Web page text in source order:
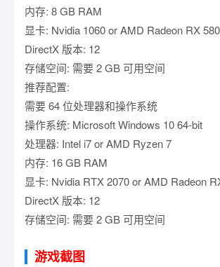
内存: 8 GB RAM
显卡: Nvidia 1060 or AMD Radeon RX 580
DirectX 版本: 12
存储空间: 需要 2 GB 可用空间
推荐配置:
需要 64 位处理器和操作系统
操作系统: Microsoft Windows 10 64-bit
处理器: Intel i7 or AMD Ryzen 7
内存: 16 GB RAM
显卡: Nvidia RTX 2070 or AMD Radeon
DirectX 版本: 12
存储空间: 需要 2 GB 可用空间
游戏截图